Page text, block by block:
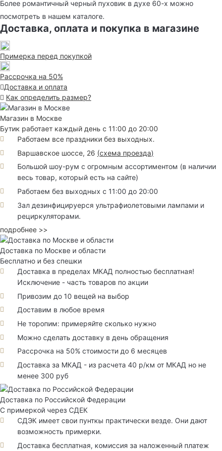
Более романтичный черный пуховик в духе 60-х можно
посмотреть в нашем каталоге.
Доставка, оплата и покупка в магазине
Примерка перед покупкой
Рассрочка на 50%
Доставка и оплата
Как определить размер?
Магазин в Москве
Бутик работает каждый день с 11:00 до 20:00
Работаем все праздники без выходных.
Варшавское шоссе, 26 (схема проезда)
Большой шоу-рум с огромным ассортиментом (в наличии
весь товар, который есть на сайте)
Работаем без выходных с 11:00 до 20:00
Зал дезинфицируерся ультрафиолетовыми лампами и
рециркуляторами.
подробнее >>
Доставка по Москве и области
Бесплатно и без спешки
Доставка в пределах МКАД полностью бесплатная!
Исключение - часть товаров по акции
Привозим до 10 вещей на выбор
Доставим в любое время
Не торопим: примеряйте сколько нужно
Можно сделать доставку в день обращения
Рассрочка на 50% стоимости до 6 месяцев
Доставка за МКАД - из расчета 40 р/км от МКАД но не
менее 300 руб
Доставка по Российской Федерации
С примеркой через СДЕК
СДЭК имеет свои пунткы практически везде. Они дают
возможность примерки.
Доставка бесплатная, комиссия за наложенный платеж